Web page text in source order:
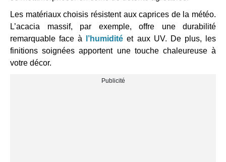
Les matériaux choisis résistent aux caprices de la météo.
L’acacia massif, par exemple, offre une durabilité
remarquable face à
l’humidité et aux UV. De plus, les
finitions soignées apportent une touche chaleureuse à
votre décor.